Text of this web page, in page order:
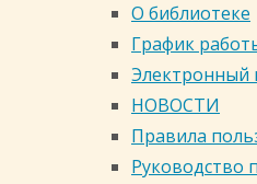
О библиотеке
График
Электронный
НОВОСТИ
Правила
Руководство